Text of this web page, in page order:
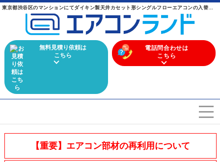
無料見積り依頼は
こちら
電話問合わせは
こちら
エアコンを選ぶ
Airconditioner search
店舗案内
【重要】エアコン部材の再利用について